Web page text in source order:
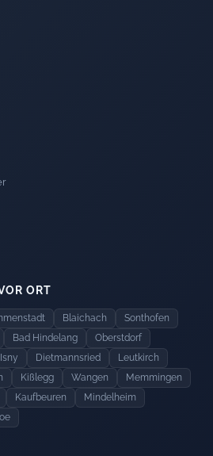
ORT
Blaichach
Sonthofen
Bad Hindelang
Oberstdorf
Isny Dietmannsried
Leutkirch
Kißlegg Wangen
Memmingen
Kaufbeuren
Mindelheim